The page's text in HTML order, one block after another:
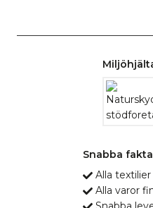
Snabba fakta
Alla textilier
Alla varor